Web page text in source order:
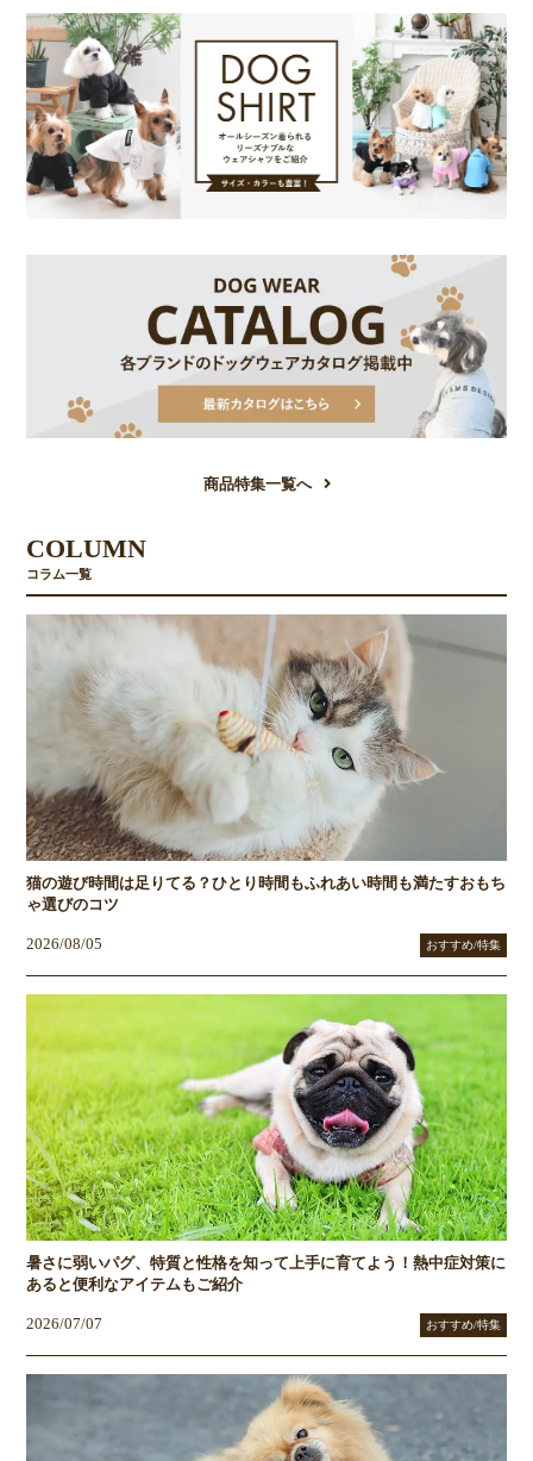
商品特集一覧へ
COLUMN
コラム一覧
猫の遊び時間は足りてる？ひとり時間もふれあい時間も満たすおもち
ゃ選びのコツ
2026/08/05 おすすめ/特集
暑さに弱いパグ、特質と性格を知って上手に育てよう！熱中症対策に
あると便利なアイテムもご紹介
2026/07/07 おすすめ/特集